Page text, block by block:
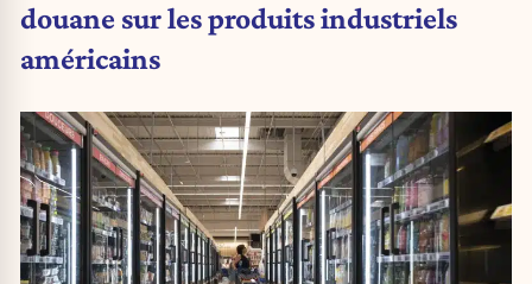
douane sur les produits industriels
américains